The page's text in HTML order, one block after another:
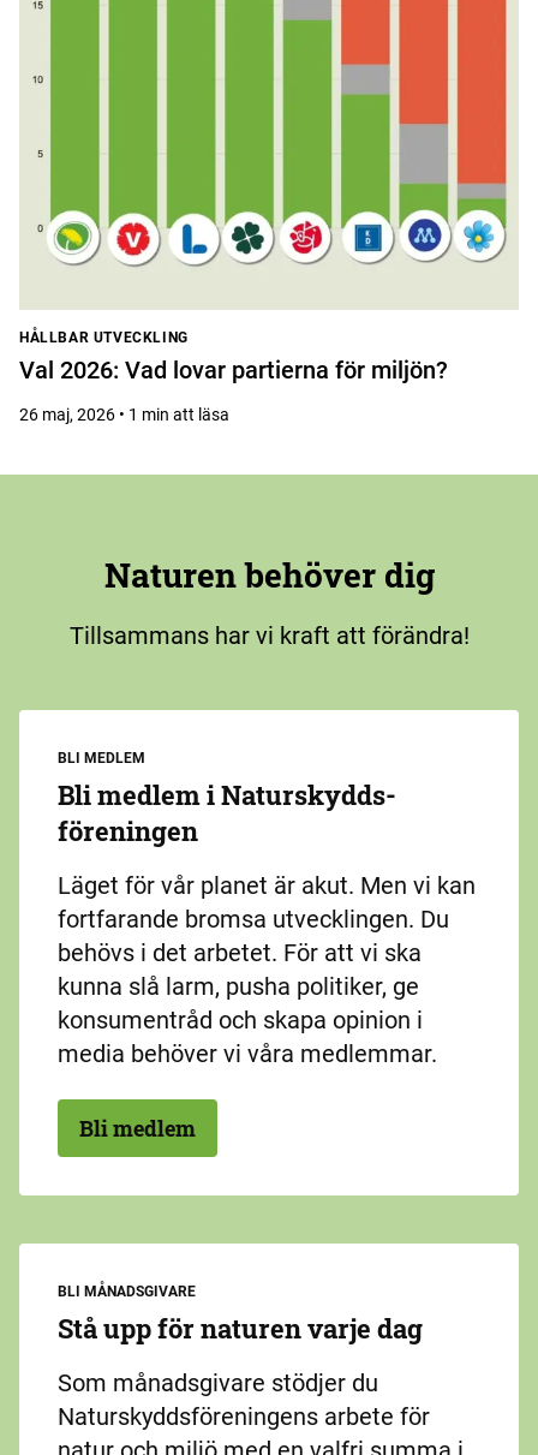
HÅLLBAR UTVECKLING
Val 2026: Vad lovar partierna för miljön?
26 maj, 2026 • 1 min att läsa
Naturen behöver dig
Tillsammans har vi kraft att förändra!
BLI MEDLEM
Bli medlem i Naturskydds­
föreningen
Läget för vår planet är akut. Men vi kan
fortfarande bromsa utvecklingen. Du
behövs i det arbetet. För att vi ska
kunna slå larm, pusha politiker, ge
konsumentråd och skapa opinion i
media behöver vi våra medlemmar.
Bli medlem
BLI MÅNADSGIVARE
Stå upp för naturen varje dag
Som månadsgivare stödjer du
Naturskyddsföreningens arbete för